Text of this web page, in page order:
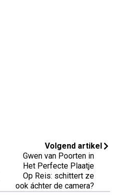
Volgend artikel
Gwen van Poorten in
Het Perfecte Plaatje
Op Reis: schittert ze
ook áchter de camera?